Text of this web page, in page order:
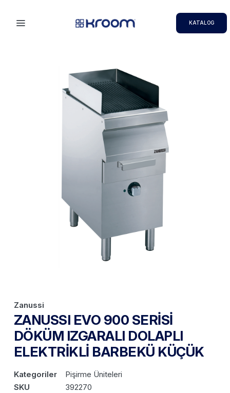
KATALOG
Zanussi
ZANUSSI EVO 900 SERİSİ
DÖKÜM IZGARALI DOLAPLI
ELEKTRİKLİ BARBEKÜ KÜÇÜK
Kategoriler
Pişirme Üniteleri
SKU
392270